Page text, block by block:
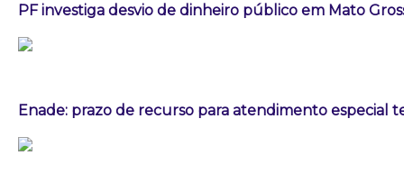
PF investiga desvio de dinheiro público em Mato
Enade: prazo de recurso para atendimento especial